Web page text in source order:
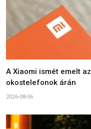
A Xiaomi ismét emelt az
okostelefonok árán
2026-08-06